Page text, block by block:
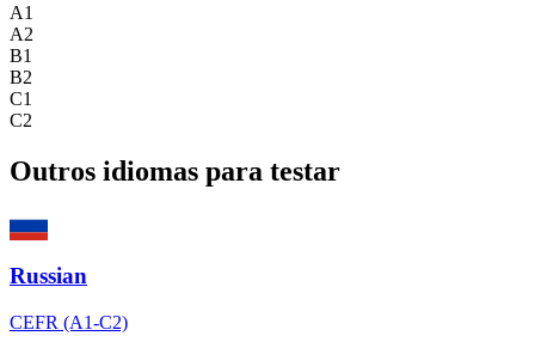
A1
A2
B1
B2
C1
C2
Outros idiomas para testar
Russian
CEFR (A1-C2)